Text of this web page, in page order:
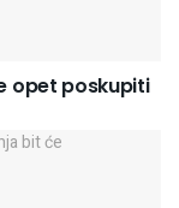
opet poskupiti